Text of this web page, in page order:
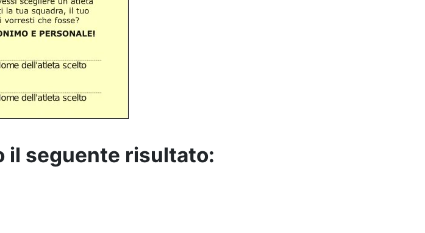
il seguente risultato: